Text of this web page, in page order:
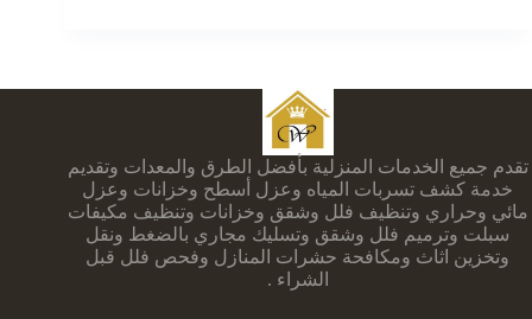
تقدم جميع الخدمات المنزلية بأفضل الطرق والمعدات وتقديم
خدمة كشف تسربات المياه وعزل أسطح وخزانات وعزل
مائي وحراري وتنظيف فلل وشقق وخزانات وتنظيف مكيفات
سبلت وترميم فلل وشقق وتسليك مجاري بالضغط ونقل
وتخزين اثاث ومكافحة حشرات المنازل وفحص فلل قبل
الشراء .